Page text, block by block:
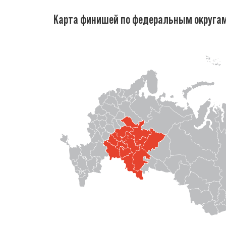
Карта финишей по федеральным